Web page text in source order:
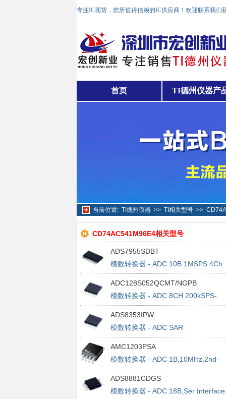
专注IC现货，您所值得信赖的IC供应商！欢迎联系我们
首页 TI德州仪器产
当前位置: TI德州仪器>> TI相关型号>>
CD74AC541M96E4相关型号
ADS7955SDBT
模数转换器 - ADC 10B 1MSPS 4Ch
Sgl Ended Micro Pwr
ADC128S052QCMT/NOPB
模数转换器 - ADC 8CH 200kSPS-
500kSPS 12B ADC
ADS8353IPW
模数转换器 - ADC SAR
ADC,Dual,600kSPS 16B
AMC1203PSA
模数转换器 - ADC 1B,10MHz,2nd-
Order Iso Delta-Sigma Mod
ADS8881CDGS
模数转换器 - ADC 18B,Ser